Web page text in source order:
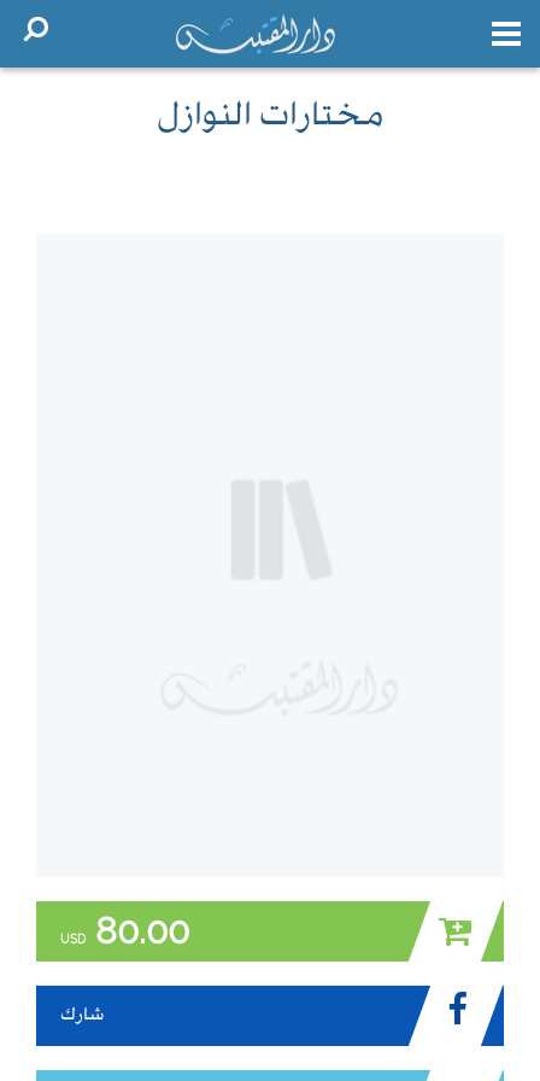
مختارات النوازل
80.00
USD
شارك